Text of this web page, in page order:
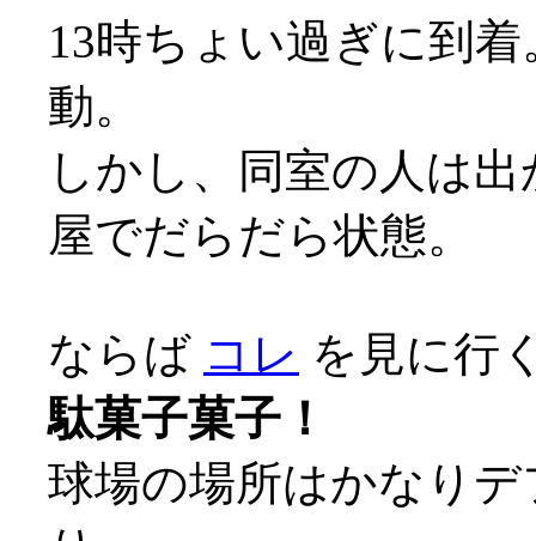
13時ちょい過ぎに到
動。
しかし、同室の人は
屋でだらだら状態。
ならば コレ を見に行
駄菓子菓子！
球場の場所はかなり